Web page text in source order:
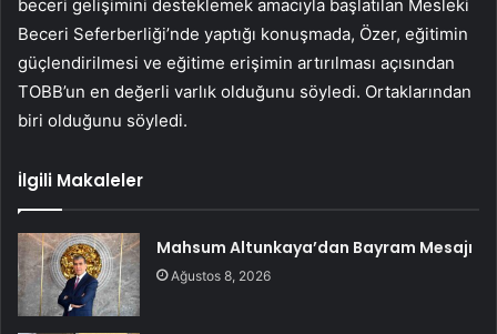
beceri gelişimini desteklemek amacıyla başlatılan Mesleki
Beceri Seferberliği’nde yaptığı konuşmada, Özer, eğitimin
güçlendirilmesi ve eğitime erişimin artırılması açısından
TOBB’un en değerli varlık olduğunu söyledi. Ortaklarından
biri olduğunu söyledi.
İlgili Makaleler
Mahsum Altunkaya’dan Bayram Mesajı
Ağustos 8, 2026